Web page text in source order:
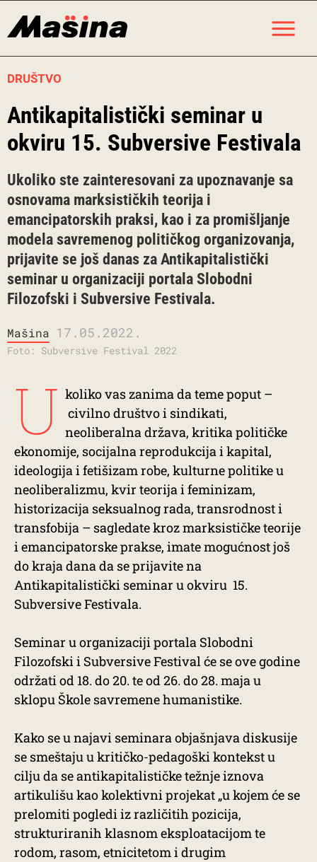
DRUŠTVO
Antikapitalistički seminar u
okviru 15. Subversive Festivala
Ukoliko ste zainteresovani za upoznavanje sa
osnovama marksističkih teorija i
emancipatorskih praksi, kao i za promišljanje
modela savremenog političkog organizovanja,
prijavite se još danas za Antikapitalistički
seminar u organizaciji portala Slobodni
Filozofski i Subversive Festivala.
Mašina 17.05.2022.
Foto: Subversive Festival 2022
U koliko vas zanima da teme poput –
civilno društvo i sindikati,
neoliberalna država, kritika političke
ekonomije, socijalna reprodukcija i kapital,
ideologija i fetišizam robe, kulturne politike u
neoliberalizmu, kvir teorija i feminizam,
historizacija seksualnog rada, transrodnost i
transfobija – sagledate kroz marksističke teorije
i emancipatorske prakse, imate mogućnost još
do kraja dana da se prijavite na
Antikapitalistički seminar u okviru 15.
Subversive Festivala.
Seminar u organizaciji portala Slobodni
Filozofski i Subversive Festival će se ove godine
održati od 18. do 20. te od 26. do 28. maja u
sklopu Škole savremene humanistike.
Kako se u najavi seminara objašnjava diskusije
se smeštaju u kritičko-pedagoški kontekst u
cilju da se antikapitalističke težnje iznova
artikulišu kao kolektivni projekat „u kojem će se
prelomiti pogledi iz različitih pozicija,
strukturiranih klasnom eksploatacijom te
rodom, rasom, etnicitetom i drugim